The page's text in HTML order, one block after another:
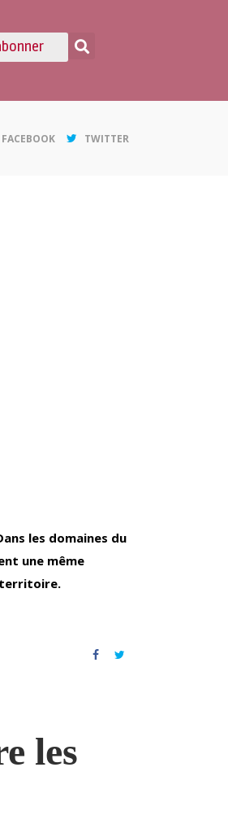
FACEBOOK TWITTER
les domaines du
une même
territoire.
les